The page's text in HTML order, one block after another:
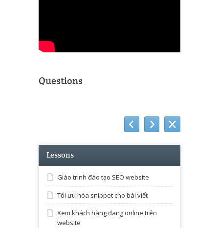
Questions
Lessons
Giáo trình đào tạo SEO website
Tối ưu hóa snippet cho bài viết
Xem khách hàng đang online trên
website